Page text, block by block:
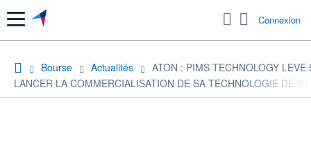
Menu Connexion
Bourse Actualités
ATON : PIMS TECHNOLOGY
LANCER LA COMMERCIALISATION DE SA TECHNOLOGIE DE